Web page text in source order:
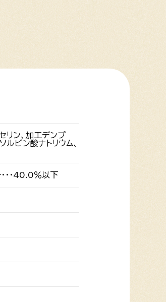
リン、加工デンプ
ルビン酸ナトリウム、
・・40.0％以下